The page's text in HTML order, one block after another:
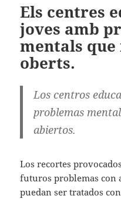
Els centres
joves amb
mentals
oberts.
Los centros
problemas
abiertos.
Los recortes
futuros problemas con
puedan ser tratados